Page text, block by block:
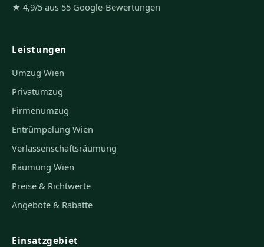
★ 4,9/5 aus 55 Google-Bewertungen
Leistungen
Umzug Wien
Privatumzug
Firmenumzug
Entrümpelung Wien
Verlassenschaftsräumung
Räumung Wien
Preise & Richtwerte
Angebote & Rabatte
Einsatzgebiet